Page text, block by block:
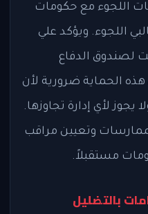
اللجوء مع حكومات
اللجوء. ويؤكد علي
لصندوق الدفاع
هذه الحماية ضرورية لأن
يجوز لأي إدارة تجاوزها.
وتعيين مراقب
مستقبلاً.
بالتضليل